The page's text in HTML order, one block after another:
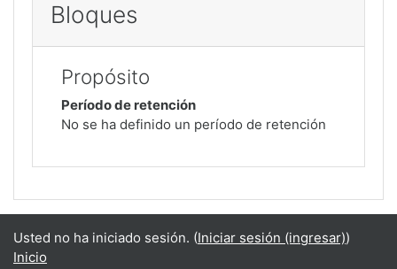
Bloques
Propósito
Período de retención
No se ha definido un período de retención
Usted no ha iniciado sesión. (Iniciar sesión (ingresar))
Inicio